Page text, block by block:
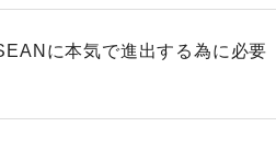
に本気で進出する為に必要